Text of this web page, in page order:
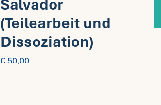
Salvador
(Teilearbeit und
Dissoziation)
€ 50,00